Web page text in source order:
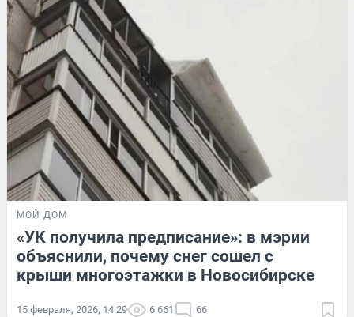
МОЙ ДОМ
«УК получила предписание»: в мэрии
объяснили, почему снег сошел с
крыши многоэтажки в Новосибирске
15 февраля, 2026, 14:29 6 661 66